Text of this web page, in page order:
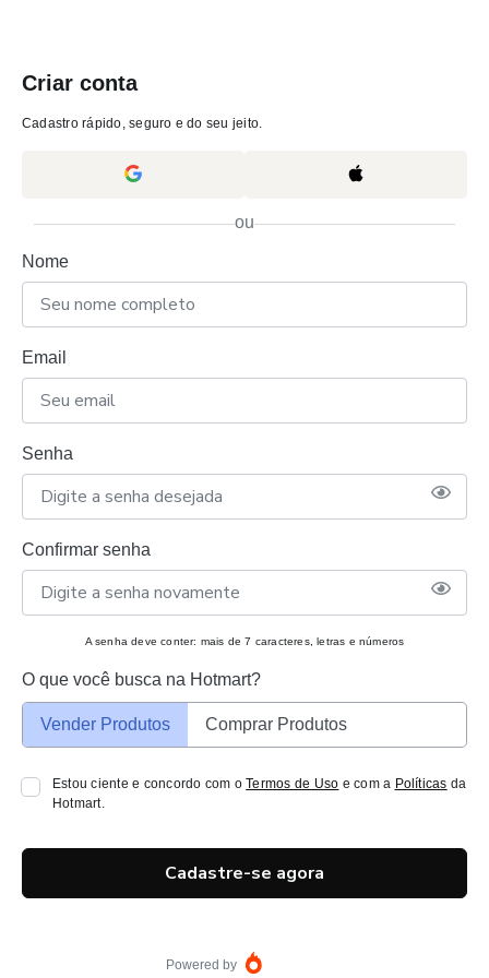
Criar conta
Cadastro rápido, seguro e do seu jeito.
ou
Nome
Email
Senha
Confirmar senha
A senha deve conter: mais de 7 caracteres, letras e números
O que você busca na Hotmart?
Vender Produtos Comprar Produtos
Estou ciente e concordo com oTermos de Uso e com a Políticas da
Hotmart.
Cadastre-se agora
Powered by